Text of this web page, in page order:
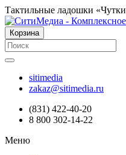
Тактильные ладошки
Корзина
sitimedia
zakaz@sitimedia.ru
(831) 422-40-20
8 800 302-14-22
Меню